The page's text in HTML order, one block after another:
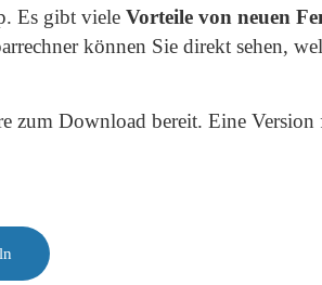
Es gibt viele Vorteile von neuen
können Sie direkt sehen,
zum Download bereit. Eine Version